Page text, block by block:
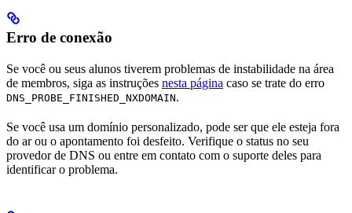
Erro de conexão
Se você ou seus alunos tiverem problemas de instabilidade na área
de membros, siga as instruções nesta página caso se trate do erro
DNS_PROBE_FINISHED_NXDOMAIN.
Se você usa um domínio personalizado, pode ser que ele esteja fora
do ar ou o apontamento foi desfeito. Verifique o status no seu
provedor de DNS ou entre em contato com o suporte deles para
identificar o problema.